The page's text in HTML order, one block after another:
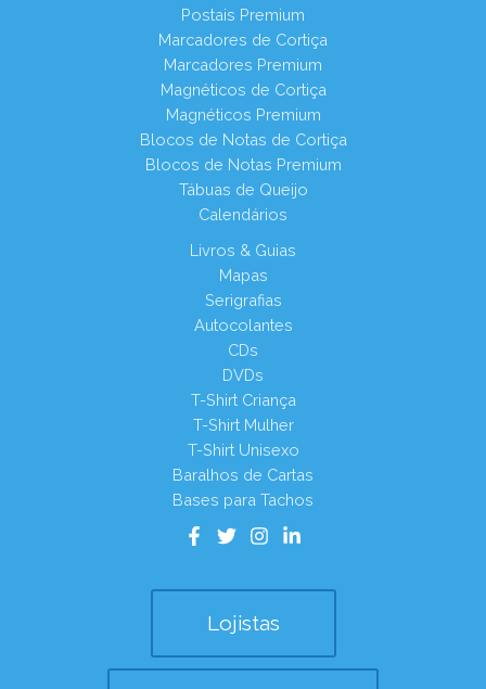
Postais Premium
Marcadores de Cortiça
Marcadores Premium
Magnéticos de Cortiça
Magnéticos Premium
Blocos de Notas de Cortiça
Blocos de Notas Premium
Tábuas de Queijo
Calendários
Livros & Guias
Mapas
Serigrafias
Autocolantes
CDs
DVDs
T-Shirt Criança
T-Shirt Mulher
T-Shirt Unisexo
Baralhos de Cartas
Bases para Tachos
Lojistas